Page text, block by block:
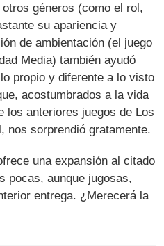
géneros (como el rol,
su apariencia y
de ambientación (el juego
Media) también ayudó
propio y diferente a lo visto
acostumbrados a la vida
los anteriores juegos de Los
nos sorprendió gratamente.
una expansión al citado
pocas, aunque jugosas,
entrega. ¿Merecerá la